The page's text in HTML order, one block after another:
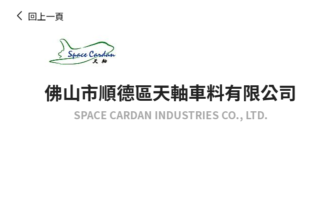
回上一頁
佛山市順德區天軸車料有限公司
SPACE CARDAN INDUSTRIES CO., LTD.